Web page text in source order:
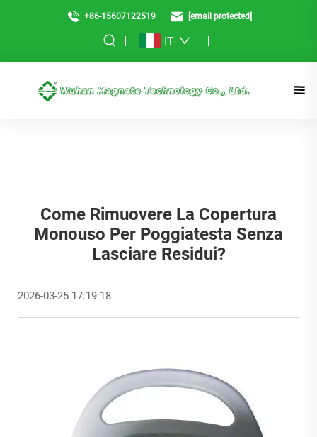
+86-15607122519 [email protected]
IT
Come Rimuovere La Copertura
Monouso Per Poggiatesta Senza
Lasciare Residui?
2026-03-25 17:19:18